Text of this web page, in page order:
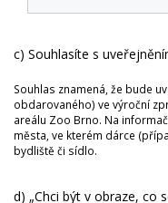
c) Souhlasíte s
Souhlas znamená, že bude
obdarovaného) ve výroční
areálu Zoo Brno. Na
města, ve kterém dárce
bydliště či sídlo.
d) „Chci být v obraze, co